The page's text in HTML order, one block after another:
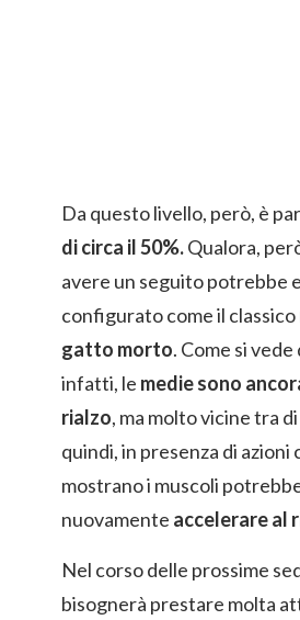
Da questo livello, però, è
di circa il 50%.Qualora,
avere un seguito potrebbe
configurato come il classico
gatto morto. Come si
infatti, le medie sono
rialzo, ma molto vicine tra
quindi, in presenza di azioni
mostrano i muscoli
nuovamente accelerare al
Nel corso delle prossime
bisognerà prestare molta